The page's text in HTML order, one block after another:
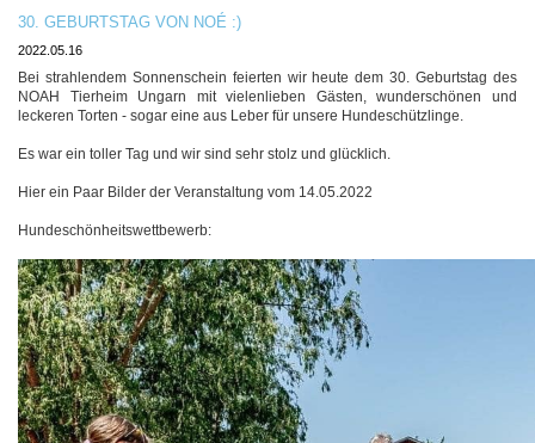
30. GEBURTSTAG VON NOÉ :)
2022.05.16
Bei strahlendem Sonnenschein feierten wir heute dem 30. Geburtstag des
NOAH Tierheim Ungarn mit vielenlieben Gästen, wunderschönen und
leckeren Torten - sogar eine aus Leber für unsere Hundeschützlinge.
Es war ein toller Tag und wir sind sehr stolz und glücklich.
Hier ein Paar Bilder der Veranstaltung vom 14.05.2022
Hundeschönheitswettbewerb: